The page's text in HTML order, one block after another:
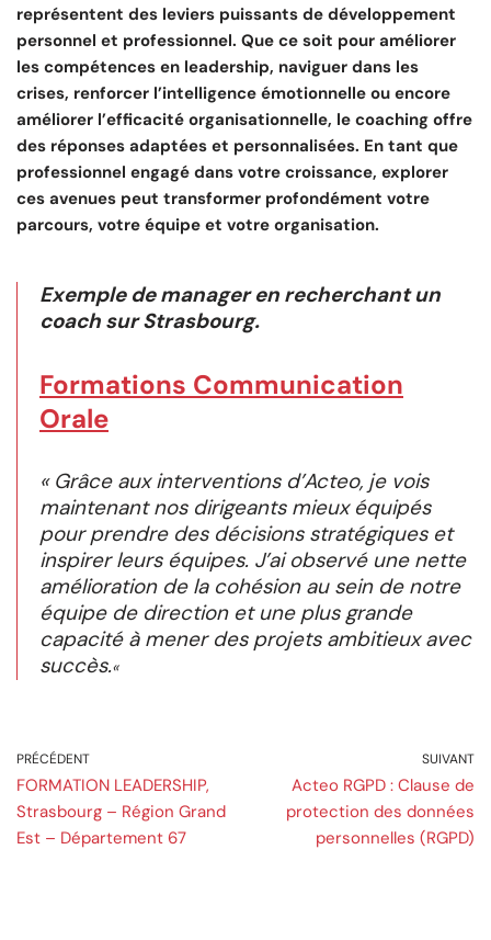
représentent des leviers puissants de développement
personnel et professionnel. Que ce soit pour améliorer
les compétences en leadership, naviguer dans les
crises, renforcer l’intelligence émotionnelle ou encore
améliorer l’efficacité organisationnelle, le coaching offre
des réponses adaptées et personnalisées. En tant que
professionnel engagé dans votre croissance, explorer
ces avenues peut transformer profondément votre
parcours, votre équipe et votre organisation.
Exemple de manager en recherchant un
coach sur Strasbourg.
Formations Communication
Orale
« Grâce aux interventions d’Acteo, je vois
maintenant nos dirigeants mieux équipés
pour prendre des décisions stratégiques et
inspirer leurs équipes. J’ai observé une nette
amélioration de la cohésion au sein de notre
équipe de direction et une plus grande
capacité à mener des projets ambitieux avec
succès.«
PRÉCÉDENT
FORMATION LEADERSHIP,
Strasbourg – Région Grand
Est – Département 67
SUIVANT
Acteo RGPD : Clause de
protection des données
personnelles (RGPD)